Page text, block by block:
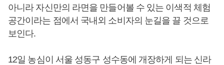
아니라 자신만의 라면을 만들어볼 수 있는 이색적 체험
공간이라는 점에서 국내외 소비자의 눈길을 끌 것으로
보인다.
12일 농심이 서울 성동구 성수동에 개장하게 되는 신라